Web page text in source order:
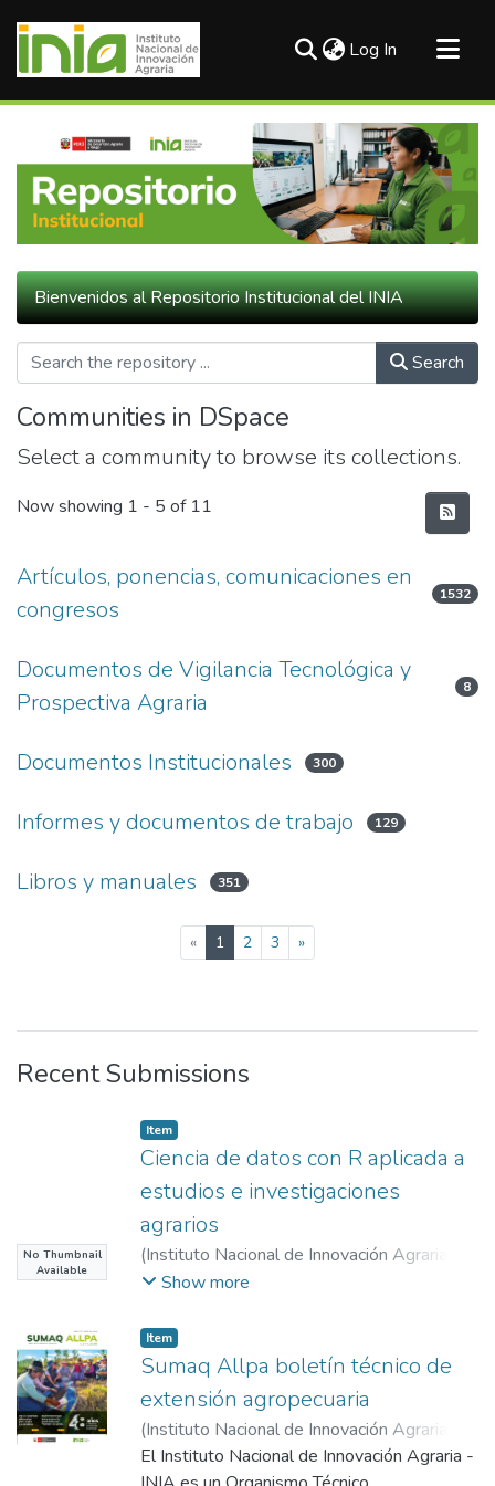
Log In (current)
All of DSpace
Statistics
Bienvenidos al Repositorio Institucional del INIA
Search
Communities in DSpace
Select a community to browse its collections.
Now showing 1 - 5 of 11
Artículos, ponencias, comunicaciones en
congresos
1532
Documentos de Vigilancia Tecnológica y
Prospectiva Agraria
8
Documentos Institucionales 300
Informes y documentos de trabajo 129
Libros y manuales 351
« 1 (current)
2 3 »
Recent Submissions
No Thumbnail
Available
Item
Ciencia de datos con R aplicada a
estudios e investigaciones
agrarios
(Instituto Nacional de Innovación Agraria
(INIA),2026-07-09
Show more
Item
Sumaq Allpa boletín técnico de
extensión agropecuaria
(Instituto Nacional de Innovación Agraria
2026-07) Instituto Nacional de Innovación
El Instituto Nacional de Innovación Agraria -